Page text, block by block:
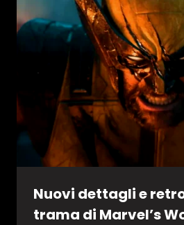
Nuovi dettagli e
trama di Marvel’s